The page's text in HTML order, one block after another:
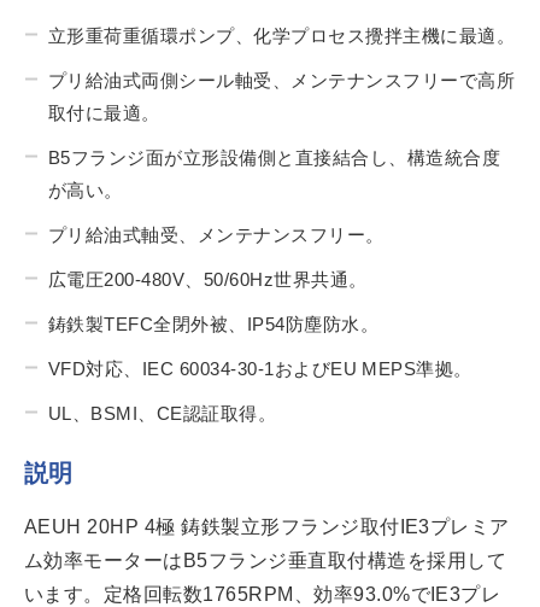
立形重荷重循環ポンプ、化学プロセス攪拌主機に最適。
プリ給油式両側シール軸受、メンテナンスフリーで高所
取付に最適。
B5フランジ面が立形設備側と直接結合し、構造統合度
が高い。
プリ給油式軸受、メンテナンスフリー。
広電圧200-480V、50/60Hz世界共通。
鋳鉄製TEFC全閉外被、IP54防塵防水。
VFD対応、IEC 60034-30-1およびEU MEPS準拠。
UL、BSMI、CE認証取得。
説明
AEUH 20HP 4極 鋳鉄製立形フランジ取付IE3プレミア
ム効率モーターはB5フランジ垂直取付構造を採用して
います。定格回転数1765RPM、効率93.0%でIE3プレ